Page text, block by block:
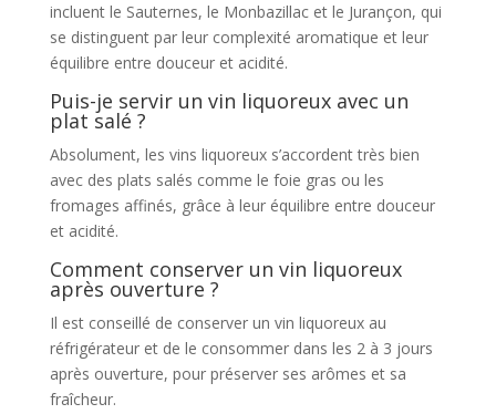
incluent le Sauternes, le Monbazillac et le Jurançon, qui
se distinguent par leur complexité aromatique et leur
équilibre entre douceur et acidité.
Puis-je servir un vin liquoreux avec un
plat salé ?
Absolument, les vins liquoreux s’accordent très bien
avec des plats salés comme le foie gras ou les
fromages affinés, grâce à leur équilibre entre douceur
et acidité.
Comment conserver un vin liquoreux
après ouverture ?
Il est conseillé de conserver un vin liquoreux au
réfrigérateur et de le consommer dans les 2 à 3 jours
après ouverture, pour préserver ses arômes et sa
fraîcheur.